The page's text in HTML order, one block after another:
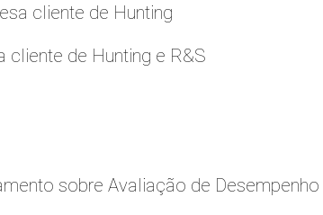
cliente de Hunting
cliente de Hunting e R&S
sobre Avaliação de Desempenho